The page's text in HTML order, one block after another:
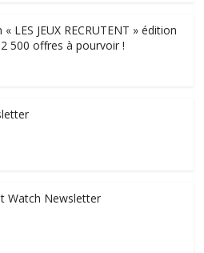
LES JEUX RECRUTENT » édition
500 offres à pourvoir !
Watch Newsletter